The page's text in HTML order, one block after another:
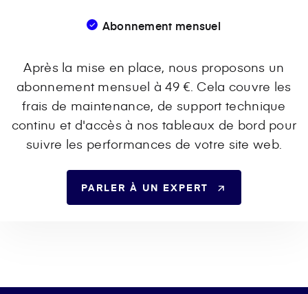
Abonnement mensuel
Après la mise en place, nous proposons un
abonnement mensuel à 49 €. Cela couvre les
frais de maintenance, de support technique
continu et d'accès à nos tableaux de bord pour
suivre les performances de votre site web.
PARLER À UN EXPERT